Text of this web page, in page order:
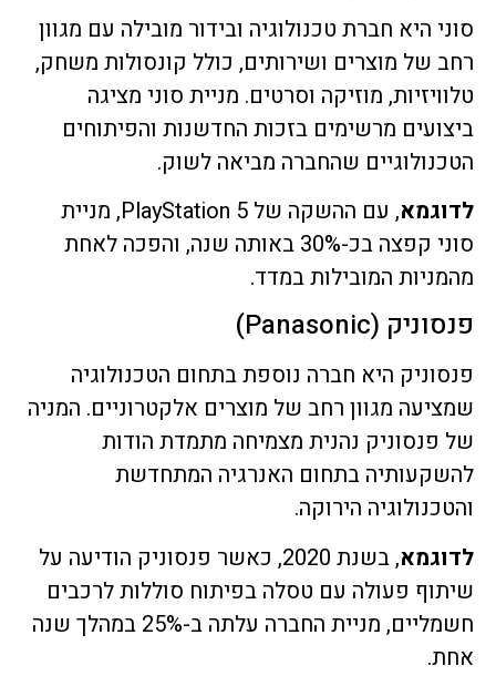
סוני היא חברת טכנולוגיה ובידור מובילה עם מגוון
רחב של מוצרים ושירותים, כולל קונסולות משחק,
טלוויזיות, מוזיקה וסרטים. מניית סוני מציגה
ביצועים מרשימים בזכות החדשנות והפיתוחים
הטכנולוגיים שהחברה מביאה לשוק.
לדוגמא
, עם ההשקה של PlayStation 5, מניית
סוני קפצה בכ-30% באותה שנה, והפכה לאחת
מהמניות המובילות במדד.
פנסוניק (Panasonic)
פנסוניק היא חברה נוספת בתחום הטכנולוגיה
שמציעה מגוון רחב של מוצרים אלקטרוניים. המניה
של פנסוניק נהנית מצמיחה מתמדת הודות
להשקעותיה בתחום האנרגיה המתחדשת
והטכנולוגיה הירוקה.
לדוגמא
, בשנת 2020, כאשר פנסוניק הודיעה על
שיתוף פעולה עם טסלה בפיתוח סוללות לרכבים
חשמליים, מניית החברה עלתה ב-25% במהלך שנה
אחת.